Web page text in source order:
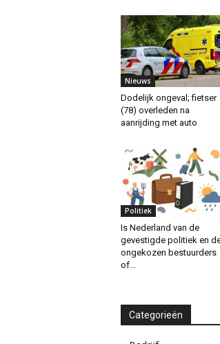
Nieuws
Dodelijk ongeval; fietser
(78) overleden na
aanrijding met auto
Politiek
Is Nederland van de
gevestigde politiek en
ongekozen bestuurders
of...
Categorieën